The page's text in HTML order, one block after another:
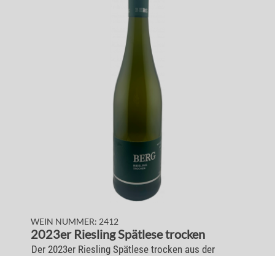
WEIN NUMMER: 2412
2023er Riesling Spätlese trocken
Der 2023er Riesling Spätlese trocken aus der